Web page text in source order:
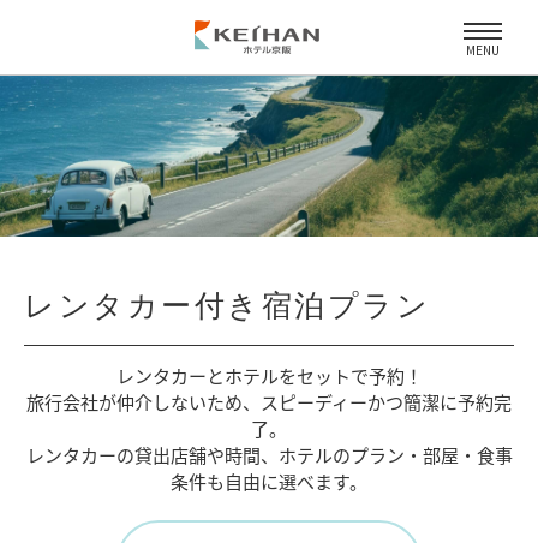
MENU
レンタカー付き宿泊プラン
レンタカーとホテルをセットで予約！
旅行会社が仲介しないため、
スピーディーかつ簡潔に予約完
了。
レンタカーの貸出店舗や時間、 ホテルのプラン・部屋・食事
条件も自由に選べます。